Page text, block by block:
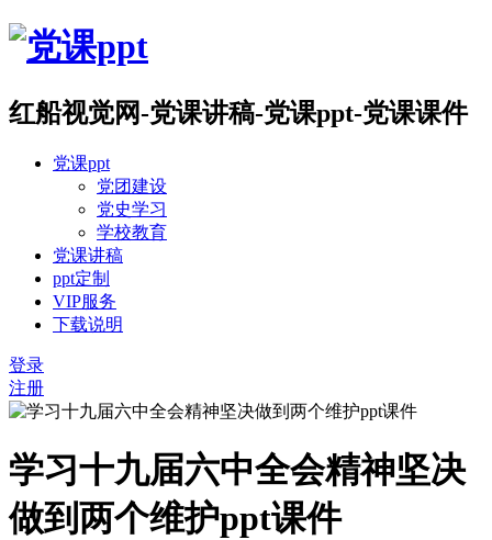
红船视觉网-党课讲稿-党课ppt-党课课件
党课ppt
党团建设
党史学习
学校教育
党课讲稿
ppt定制
VIP服务
下载说明
登录
注册
学习十九届六中全会精神坚决
做到两个维护ppt课件